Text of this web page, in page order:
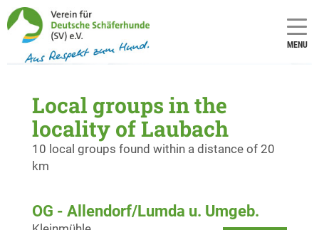
MENU
Local groups in the
locality of Laubach
10 local groups found within a distance of 20
km
OG - Allendorf/Lumda u. Umgeb.